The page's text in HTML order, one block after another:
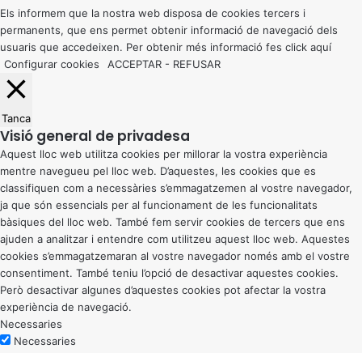
button
Els informem que la nostra web disposa de cookies tercers i
permanents, que ens permet obtenir informació de navegació dels
usuaris que accedeixen. Per obtenir més informació fes click aquí
Configurar cookies
ACCEPTAR - REFUSAR
Tanca
Visió general de privadesa
Aquest lloc web utilitza cookies per millorar la vostra experiència
mentre navegueu pel lloc web. D’aquestes, les cookies que es
classifiquen com a necessàries s’emmagatzemen al vostre navegador,
ja que són essencials per al funcionament de les funcionalitats
bàsiques del lloc web. També fem servir cookies de tercers que ens
ajuden a analitzar i entendre com utilitzeu aquest lloc web. Aquestes
cookies s’emmagatzemaran al vostre navegador només amb el vostre
consentiment. També teniu l’opció de desactivar aquestes cookies.
Però desactivar algunes d’aquestes cookies pot afectar la vostra
experiència de navegació.
Necessaries
Necessaries